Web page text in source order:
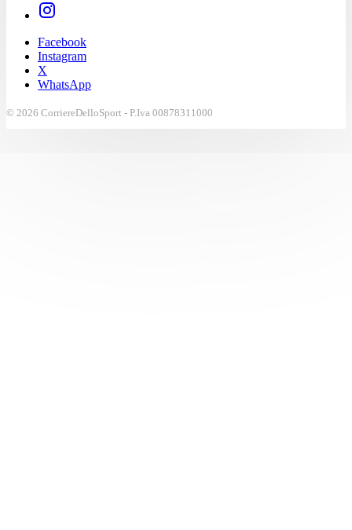
Facebook
Instagram
X
WhatsApp
© 2026 CorriereDelloSport - P.Iva 00878311000